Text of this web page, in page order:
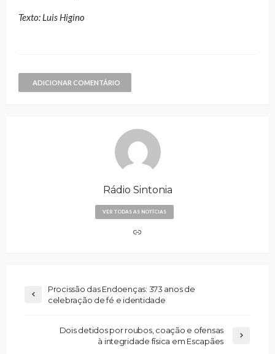
Texto: Luis Higino
ADICIONAR COMENTÁRIO
Rádio Sintonia
VER TODAS AS NOTÍCIAS
Procissão das Endoenças: 373 anos de
celebração de fé e identidade
Dois detidos por roubos, coação e ofensas
à integridade física em Escapães